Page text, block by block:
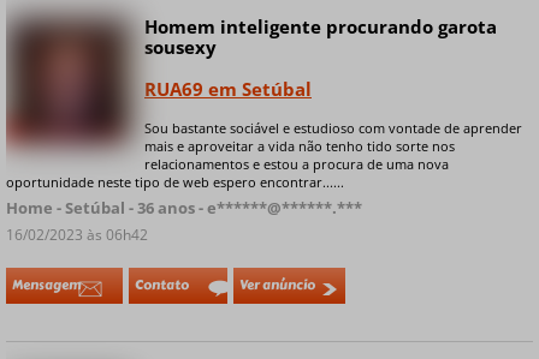
+ 9 fotos privadas
Homem inteligente procurando garota
sousexy
RUA69 em Setúbal
Sou bastante sociável e estudioso com vontade de aprender
mais e aproveitar a vida não tenho tido sorte nos
relacionamentos e estou a procura de uma nova
oportunidade neste tipo de web espero encontrar......
Home - Setúbal - 36 anos - e******@******.***
16/02/2023 às 06h42
Mensagem Contato Ver anúncio